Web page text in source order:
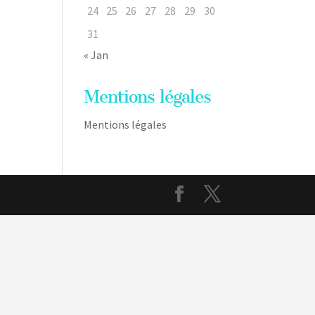
24 25 26 27 28 29
30
31
« Jan
Mentions légales
Mentions légales